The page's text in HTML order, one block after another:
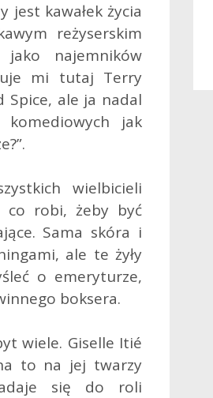
jest kawałek życia
reżyserskim
najemników
mi tutaj Terry
Spice, ale ja nadal
jak
wielbicieli
co robi, żeby być
Sama skóra i
ale te żyły
o emeryturze,
boksera.
wiele. Giselle Itié
to na jej twarzy
się do roli